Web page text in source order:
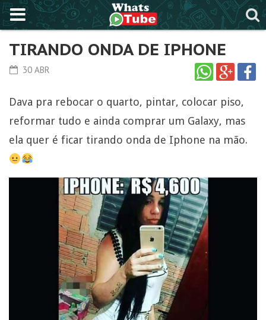
TIRANDO ONDA DE IPHONE
30 ABR
Dava pra rebocar o quarto, pintar, colocar piso,
reformar tudo e ainda comprar um Galaxy, mas
ela quer é ficar tirando onda de Iphone na mão.